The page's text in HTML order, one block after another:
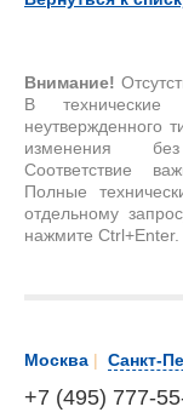
Внимание!
В технические
неутвержденного
изменения без
Соответствие
Полные
отдельному
нажмите Ctrl+Enter.
Москва | Санкт-
+7 (495) 777-